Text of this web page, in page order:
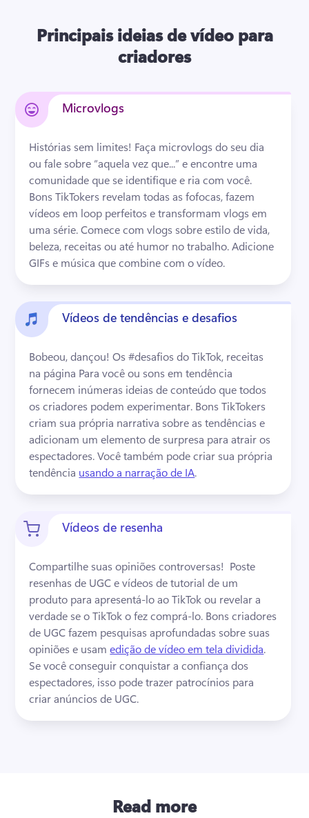
Principais ideias de vídeo para
criadores
Microvlogs
Histórias sem limites! Faça microvlogs do seu dia
ou fale sobre “aquela vez que...” e encontre uma
Bons TikTokers revelam todas as fofocas, fazem
vídeos em loop perfeitos e transformam vlogs em
uma série. Comece com vlogs sobre estilo de vida,
beleza, receitas ou até humor no trabalho. Adicione
GIFs e música que combine com o vídeo.
Vídeos de tendências e desafios
Bobeou, dançou! Os #desafios do TikTok, receitas
na página Para você ou sons em tendência
fornecem inúmeras ideias de conteúdo que todos
os criadores podem experimentar. Bons TikTokers
criam sua própria narrativa sobre as tendências e
adicionam um elemento de surpresa para atrair os
espectadores. Você também pode criar sua própria
tendência usando a narração de IA.
Vídeos de resenha
Compartilhe suas opiniões controversas! Poste
resenhas de UGC e vídeos de tutorial de um
produto para apresentá-lo ao TikTok ou revelar a
verdade se o TikTok o fez comprá-lo. Bons criadores
de UGC fazem pesquisas aprofundadas sobre suas
opiniões e usam edição de vídeo em tela dividida
Se você conseguir conquistar a confiança dos
espectadores, isso pode trazer patrocínios para
criar anúncios de UGC.
Read more